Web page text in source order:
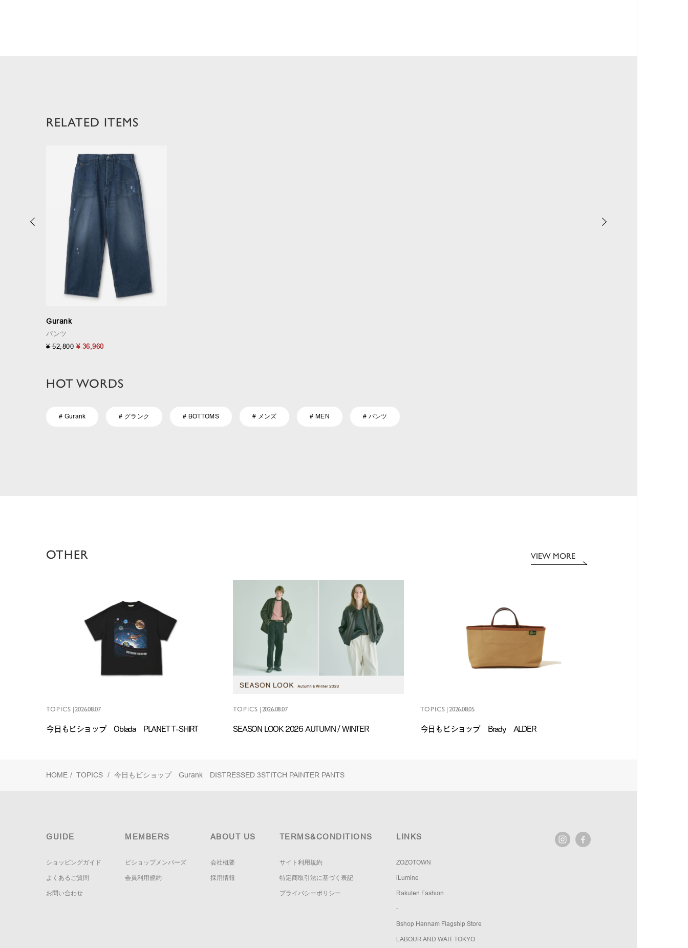
RELATED ITEMS
Gurank
パンツ
¥ 52,800 ¥ 36,960
HOT WORDS
# Gurank # グランク # BOTTOMS # メンズ # MEN # パンツ
OTHER VIEW MORE
TOPICS |2026.08.07
今日もビショップ Oblada PLANET T-SHIRT
TOPICS | 2026.08.07
SEASON LOOK 2026 AUTUMN / WINTER
TOPICS | 2026.08.05
今日もビショップ Brady ALDER
HOME / TOPICS / 今日もビショップ Gurank DISTRESSED 3STITCH PAINTER PANTS
GUIDE
ショッピングガイド
よくあるご質問
お問い合わせ
MEMBERS
ビショップメンバーズ
会員利用規約
ABOUT US
会社概要
採用情報
TERMS&CONDITIONS
サイト利用規約
特定商取引法に基づく表記
プライバシーポリシー
LINKS
ZOZOTOWN
iLumine
Rakuten Fashion
-
Bshop Hannam Flagship Store
LABOUR AND WAIT TOKYO